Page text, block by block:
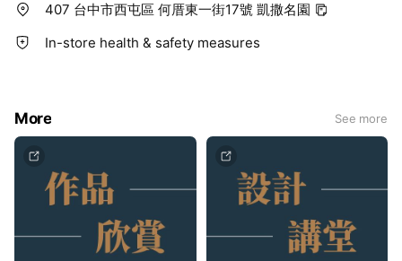
407 台中市西屯區 何厝東一街17號 凱撒名園
In-store health & safety measures
More See more